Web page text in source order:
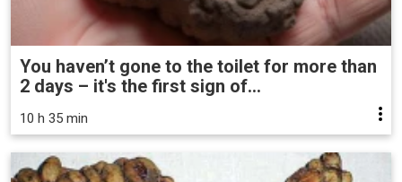
You haven’t gone to the toilet for more than
2 days – it's the first sign of...
10 h 35 min